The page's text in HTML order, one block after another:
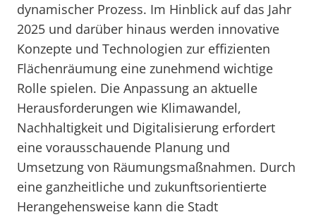
dynamischer Prozess. Im Hinblick auf das Jahr
2025 und darüber hinaus werden innovative
Konzepte und Technologien zur effizienten
Flächenräumung eine zunehmend wichtige
Rolle spielen. Die Anpassung an aktuelle
Herausforderungen wie Klimawandel,
Nachhaltigkeit und Digitalisierung erfordert
eine vorausschauende Planung und
Umsetzung von Räumungsmaßnahmen. Durch
eine ganzheitliche und zukunftsorientierte
Herangehensweise kann die Stadt